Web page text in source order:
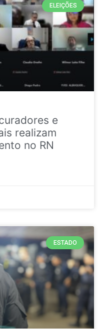
ELEIÇÕES
e
realizam
no RN
ESTADO